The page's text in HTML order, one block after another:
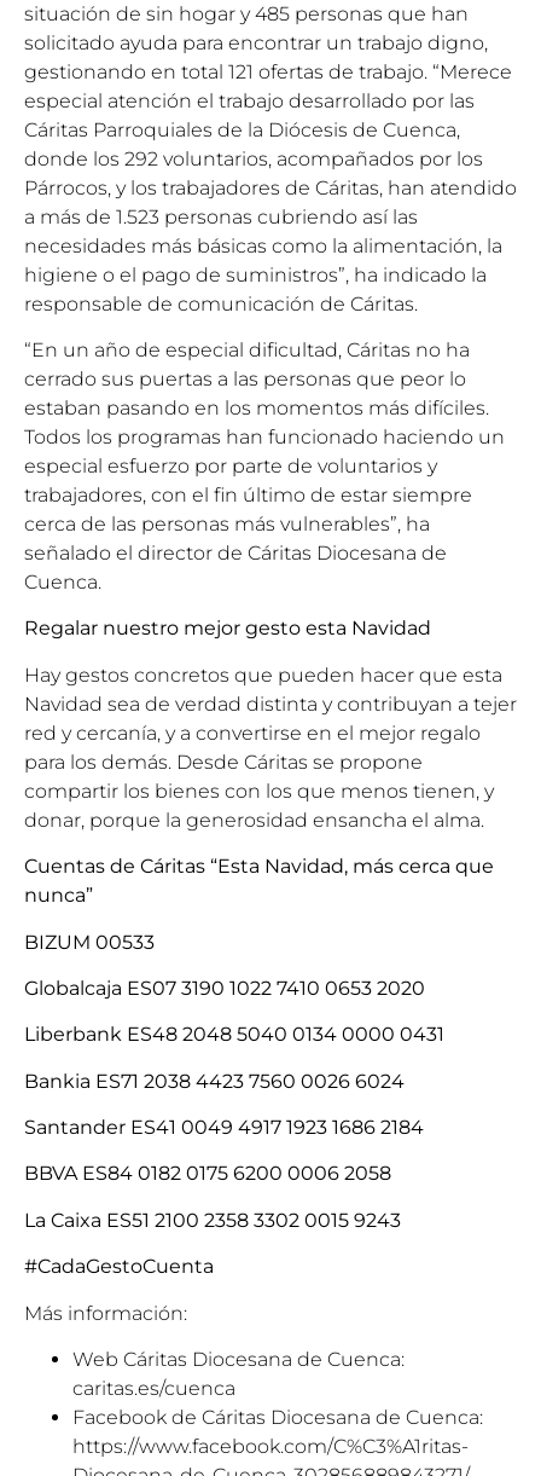
situación de sin hogar y 485 personas que han
solicitado ayuda para encontrar un trabajo digno,
gestionando en total 121 ofertas de trabajo. “Merece
especial atención el trabajo desarrollado por las
Cáritas Parroquiales de la Diócesis de Cuenca,
donde los 292 voluntarios, acompañados por los
Párrocos, y los trabajadores de Cáritas, han atendido
a más de 1.523 personas cubriendo así las
necesidades más básicas como la alimentación, la
higiene o el pago de suministros”, ha indicado la
responsable de comunicación de Cáritas.
“En un año de especial dificultad, Cáritas no ha
cerrado sus puertas a las personas que peor lo
estaban pasando en los momentos más difíciles.
Todos los programas han funcionado haciendo un
especial esfuerzo por parte de voluntarios y
trabajadores, con el fin último de estar siempre
cerca de las personas más vulnerables”, ha
señalado el director de Cáritas Diocesana de
Cuenca.
Regalar nuestro mejor gesto esta Navidad
Hay gestos concretos que pueden hacer que esta
Navidad sea de verdad distinta y contribuyan a tejer
red y cercanía, y a convertirse en el mejor regalo
para los demás. Desde Cáritas se propone
compartir los bienes con los que menos tienen, y
donar, porque la generosidad ensancha el alma.
Cuentas de Cáritas “Esta Navidad, más cerca que
nunca”
BIZUM 00533
Globalcaja ES07 3190 1022 7410 0653 2020
Liberbank ES48 2048 5040 0134 0000 0431
Bankia ES71 2038 4423 7560 0026 6024
Santander ES41 0049 4917 1923 1686 2184
BBVA ES84 0182 0175 6200 0006 2058
La Caixa ES51 2100 2358 3302 0015 9243
#CadaGestoCuenta
Más información:
Web Cáritas Diocesana de Cuenca:
caritas.es/cuenca
Facebook de Cáritas Diocesana de Cuenca:
https://www.facebook.com/C%C3%A1ritas-